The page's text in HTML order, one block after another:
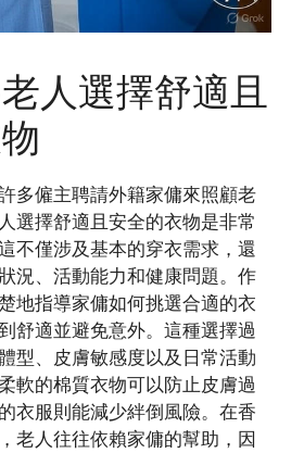
人選擇舒適且
多僱主聘請外籍家傭來照顧老
選擇舒適且安全的衣物是非常
不僅涉及基本的穿衣需求，還
況、活動能力和健康問題。作
地指導家傭如何挑選合適的衣
舒適並避免意外。這種選擇過
型、皮膚敏感度以及日常活動
軟的棉質衣物可以防止皮膚過
衣服則能減少絆倒風險。在香
老人往往依賴家傭的幫助，因